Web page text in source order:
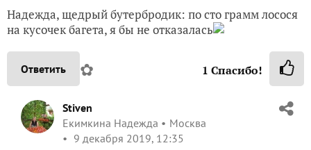
Надежда, щедрый бутербродик: по сто грамм лосося
на кусочек багета, я бы не отказалась
Ответить ✿ 1 Спасибо!
Stiven
Екимкина Надежда
Москва
9 декабря 2019, 12:35